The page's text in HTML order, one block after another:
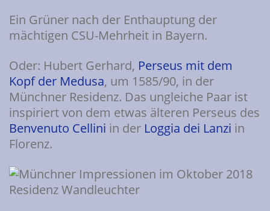
Ein Grüner nach der Enthauptung der
mächtigen CSU-Mehrheit in Bayern.
Oder: Hubert Gerhard, Perseus mit dem
Kopf der Medusa, um 1585/90, in der
Münchner Residenz. Das ungleiche Paar ist
inspiriert von dem etwas älteren Perseus des
Benvenuto Cellini in der Loggia dei Lanzi in
Florenz.